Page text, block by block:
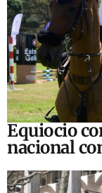
Equiocio
nacional